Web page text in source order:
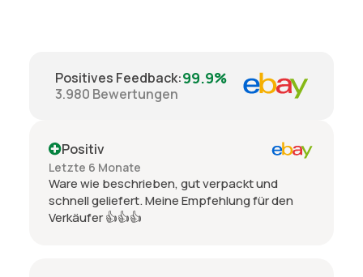
Positives Feedback:99.9%
3.980 Bewertungen
Positiv
Letzte 6 Monate
Ware wie beschrieben, gut verpackt und
schnell geliefert. Meine Empfehlung für den
Verkäufer 👍👍👍